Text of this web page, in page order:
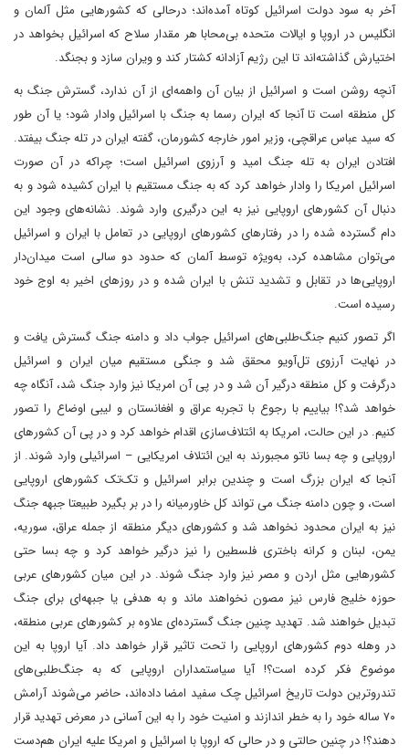
آخر به سود دولت اسرائیل کوتاه آمده‌اند؛ درحالی که کشورهایی مثل آلمان و
انگلیس در اروپا و ایالات متحده بی‌محابا هر مقدار سلاح که اسرائیل بخواهد در
اختیارش گذاشته‌اند تا این رژیم آزادانه کشتار کند و ویران سازد و بجنگد.
آنچه روشن است و اسرائیل از بیان آن واهمه‌ای از آن ندارد، گسترش جنگ به
کل منطقه است تا آنجا که ایران رسما به جنگ با اسرائیل وادار شود؛ یا آن طور
که سید عباس عراقچی، وزیر امور خارجه کشورمان، گفته ایران در تله جنگ بیفتد.
افتادن ایران به تله جنگ امید و آرزوی اسرائیل است؛ چراکه در آن صورت
اسرائیل امریکا را وادار خواهد کرد که به جنگ مستقیم با ایران کشیده شود و به
دنبال آن کشورهای اروپایی نیز به این درگیری وارد شوند. نشانه‌های وجود این
دام گسترده شده را در رفتارهای کشورهای اروپایی در تعامل با ایران و اسرائیل
می‌توان مشاهده کرد، به‌ویژه توسط آلمان که حدود دو سالی است میدان‌دار
اروپایی‌ها در تقابل و تشدید تنش با ایران شده و در روزهای اخیر به اوج خود
رسیده است.
اگر تصور کنیم جنگ‌طلبی‌های اسرائیل جواب داد و دامنه جنگ گسترش یافت و
در نهایت آرزوی تل‌آویو محقق شد و جنگی مستقیم میان ایران و اسرائیل
درگرفت و کل منطقه درگیر آن شد و در پی آن امریکا نیز وارد جنگ شد، آنگاه چه
خواهد شد؟! بیاییم با رجوع با تجربه عراق و افغانستان و لیبی اوضاع را تصور
کنیم. در این حالت، امریکا به ائتلاف‌سازی اقدام خواهد کرد و در پی آن کشورهای
اروپایی و چه بسا ناتو مجبورند به این ائتلاف امریکایی – اسرائیلی وارد شوند. از
آنجا که ایران بزرگ است و چندین برابر اسرائیل و تک‌تک کشورهای اروپایی
است، و چون دامنه جنگ می تواند کل خاورمیانه را در بر بگیرد طبیعتا جبهه جنگ
نیز به ایران محدود نخواهد شد و کشورهای دیگر منطقه از جمله عراق، سوریه،
یمن، لبنان و کرانه باختری فلسطین را نیز درگیر خواهد کرد و چه بسا حتی
کشورهایی مثل اردن و مصر نیز وارد جنگ شوند. در این میان کشورهای عربی
حوزه خلیج فارس نیز مصون نخواهند ماند و به هدفی یا جبهه‌ای برای جنگ
تبدیل خواهند شد. تهدید چنین جنگ گسترده‌ای علاوه بر کشورهای عربی منطقه،
در وهله دوم کشورهای اروپایی را تحت تاثیر قرار خواهد داد. آیا اروپا به این
موضوع فکر کرده است؟! آیا سیاستمداران اروپایی که به جنگ‌طلبی‌های
تندروترین دولت تاریخ اسرائیل چک سفید امضا داده‌اند، حاضر می‌شوند آرامش
۷۰ ساله خود را به خطر اندازند و امنیت خود را به این آسانی در معرض تهدید قرار
دهند؟! در چنین حالتی و در حالی که اروپا با اسرائیل و امریکا علیه ایران هم‌دست